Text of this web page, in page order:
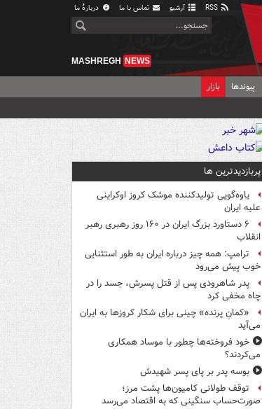
آرشیو تماس با ما دربارهٔ ما
MASHREGH NEWS
پیوندها بازار
پربازدیدترین ها
یاوه‌گویی تولیدکننده موشک کروز اوکراینی
علیه ایران
۶ دستاورد بزرگ ایران در ۱۶۰ روز رهبری رهبر
انقلاب
ترامپ: همه چیز درباره ایران به طور استثنایی
خوب پیش می‌رود
پدر شاهرودی پس از قتل پسرش، جسد را در
چاه مخفی کرد
«کمانِ پرنده» چینی برای شکار کروزها به ایران
می‌آید
خود فروخته‌ها چطور با موساد همکاری
می‌کردند؟
بوسه‌ پدر بر پای پسر شهیدش
توقف طولانی کامیون‌ها پشت مرز؛
صورت‌حساب سنگینی که به اقتصاد می‌رسد